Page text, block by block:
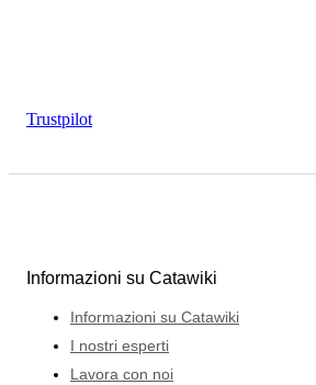
Trustpilot
Informazioni su Catawiki
Informazioni su Catawiki
I nostri esperti
Lavora con noi